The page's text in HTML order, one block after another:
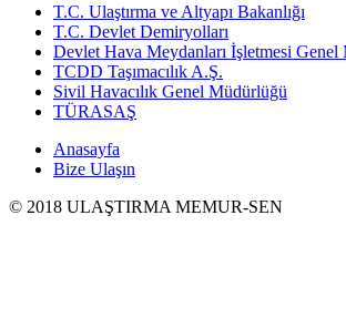
T.C. Ulaştırma ve Altyapı Bakanlığı
T.C. Devlet Demiryolları
Devlet Hava Meydanları İşletmesi Genel
TCDD Taşımacılık A.Ş.
Sivil Havacılık Genel Müdürlüğü
TÜRASAŞ
Anasayfa
Bize Ulaşın
© 2018 ULAŞTIRMA MEMUR-SEN